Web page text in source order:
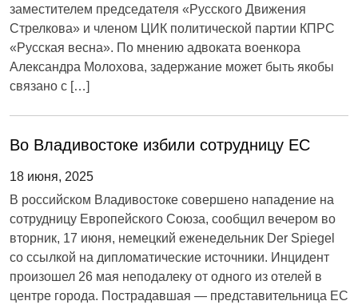
заместителем председателя «Русского Движения
Стрелкова» и членом ЦИК политической партии КПРС
«Русская весна». По мнению адвоката военкора
Александра Молохова, задержание может быть якобы
связано с […]
Во Владивостоке избили сотрудницу ЕС
18 июня, 2025
В российском Владивостоке совершено нападение на
сотрудницу Европейского Союза, сообщил вечером во
вторник, 17 июня, немецкий еженедельник Der Spiegel
со ссылкой на дипломатические источники. Инцидент
произошел 26 мая неподалеку от одного из отелей в
центре города. Пострадавшая — представительница ЕС